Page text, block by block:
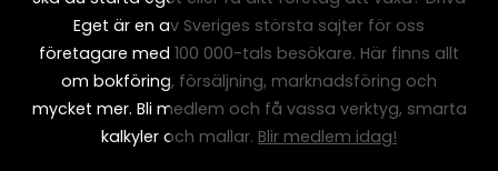
Eget är en av Sveriges största sajter för oss
företagare med 100 000-tals besökare. Här finns allt
om bokföring, försäljning, marknadsföring och
mycket mer. Bli medlem och få vassa verktyg, smarta
kalkyler och mallar. Blir medlem idag!